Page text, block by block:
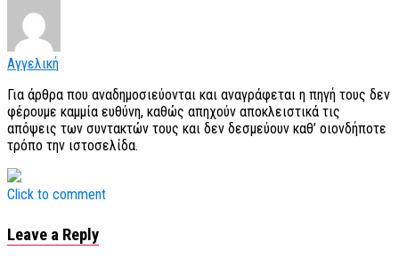
Αγγελική
Για άρθρα που αναδημοσιεύονται και αναγράφεται η πηγή τους δεν
φέρουμε καμμία ευθύνη, καθώς απηχούν αποκλειστικά τις
απόψεις των συντακτών τους και δεν δεσμεύουν καθ’ οιονδήποτε
τρόπο την ιστοσελίδα.
Click to comment
Leave a Reply